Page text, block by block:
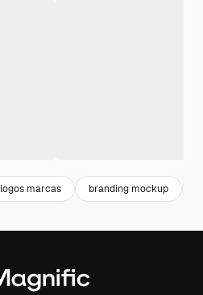
logos marcas branding mockup